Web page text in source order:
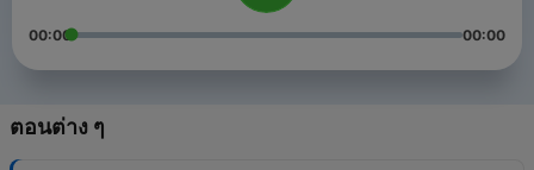
00:00 00:00
ตอนต่าง ๆ